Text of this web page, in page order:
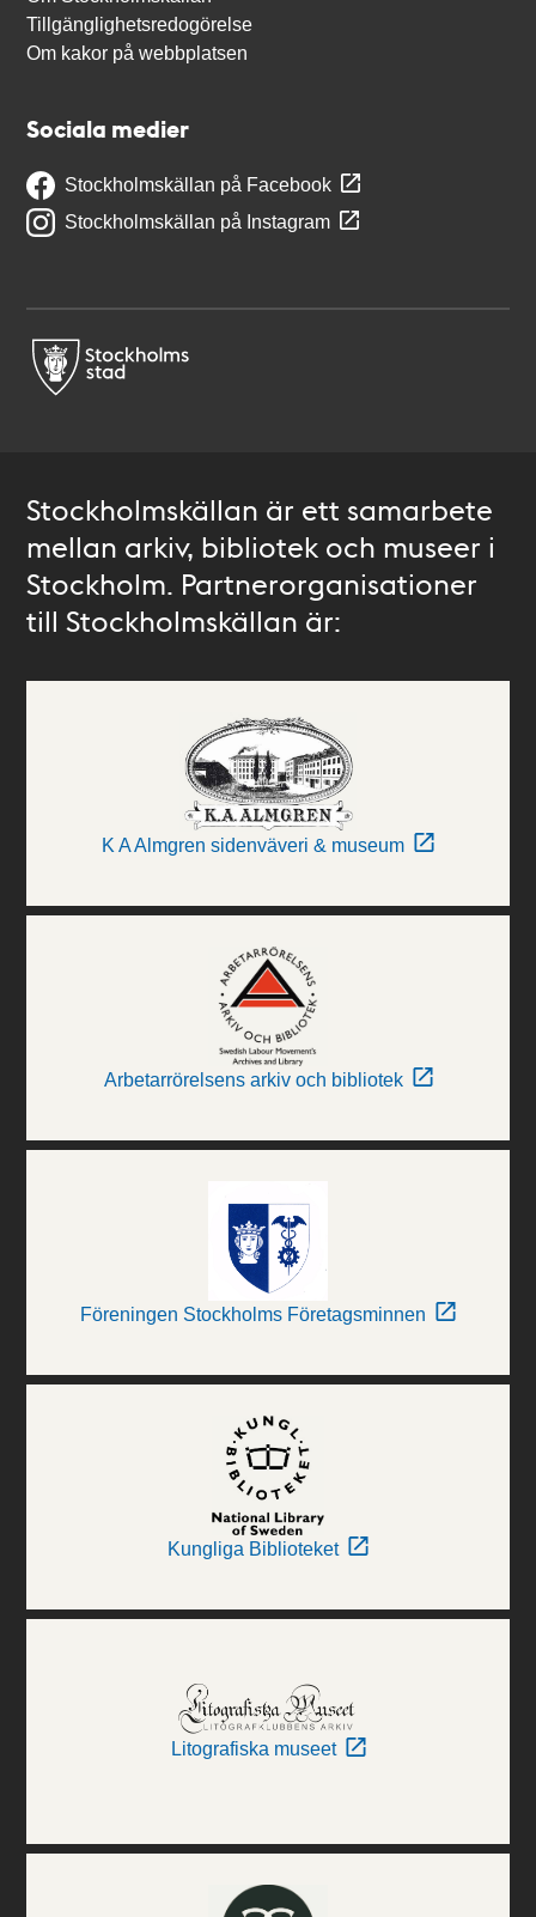
Tillgänglighetsredogörelse
Om kakor på webbplatsen
Sociala medier
Stockholmskällan på Facebook
Stockholmskällan på Instagram
Stockholmskällan är ett samarbete
mellan arkiv, bibliotek och museer i
Stockholm. Partnerorganisationer
till Stockholmskällan är:
K A Almgren sidenväveri & museum
Arbetarrörelsens arkiv och bibliotek
Föreningen Stockholms Företagsminnen
Kungliga Biblioteket
Litografiska museet